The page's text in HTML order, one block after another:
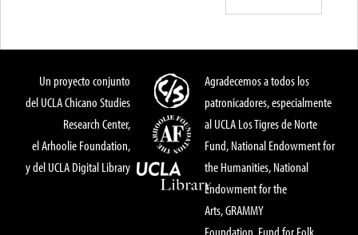
Un proyecto conjunto
del UCLA Chicano Studies
Research Center,
el Arhoolie Foundation,
y del UCLA Digital Library
Agradecemos a todos los
patronicadores, especialmente
al UCLA Los Tigres de Norte
Fund, National Endowment for
the Humanities, National
Endowment for the
Arts, GRAMMY
Foundation, Fund for Folk